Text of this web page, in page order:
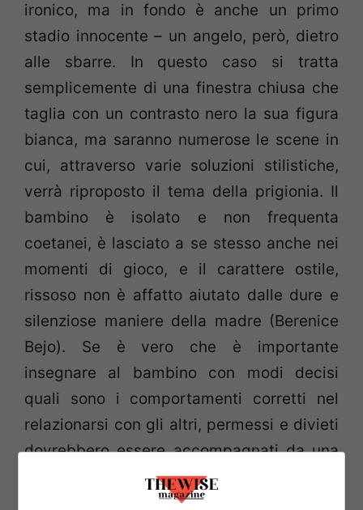
ironico, ma in fondo è anche un primo
stadio innocente – un angelo, però, dietro
alle sbarre. In questo caso si tratta
semplicemente di una finestra chiusa che
taglia con un contrasto nero la sua figura
bianca, ma saranno numerose le scene in
cui, attraverso varie soluzioni stilistiche,
verrà riproposto il tema della prigionia. Il
bambino è isolato e non frequenta
coetanei, è lasciato a se stesso anche nei
momenti di gioco, e il carattere ostile,
rissoso non è affatto aiutato dalle dure e
silenziose maniere della madre (Berenice
Bejo). Se è vero che è importante
insegnare al bambino con modi decisi
quali sono i comportamenti corretti nel
relazionarsi con gli altri, permessi e divieti
dovrebbero essere accompagnati da una
comunicazione sui motivi degli interventi
correttivi, in modo che il dovere imposto